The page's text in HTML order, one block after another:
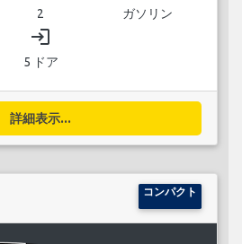
2 ガソリン
login
5 ドア
詳細表示...
コンパクト